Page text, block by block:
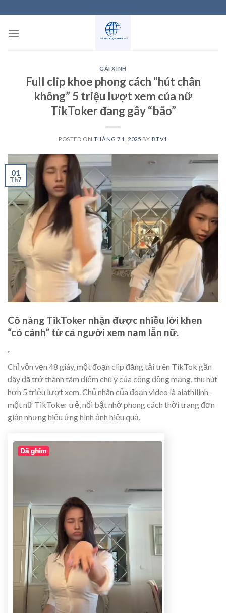
to
content
GÁI XINH
Full clip khoe phong cách “hút chân
không” 5 triệu lượt xem của nữ
TikToker đang gây “bão”
POSTED ON THÁNG 7 1, 2025 BY BTV1
01
Th7
Cô nàng TikToker nhận được nhiều lời khen
“có cánh” từ cả người xem nam lẫn nữ.
Chỉ vỏn vẹn 48 giây, một đoạn clip đăng tải trên TikTok gần
đây đã trở thành tâm điểm chú ý của cộng đồng mạng, thu hút
hơn 5 triệu lượt xem. Chủ nhân của đoạn video là aiathilinh –
một nữ TikToker trẻ, nổi bật nhờ phong cách thời trang đơn
giản nhưng hiệu ứng hình ảnh hiệu quả.